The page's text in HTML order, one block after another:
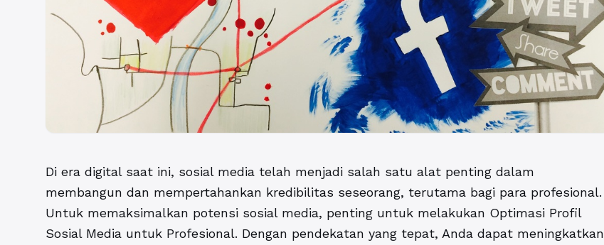
Di era digital saat ini, sosial media telah menjadi salah satu alat penting dalam
membangun dan mempertahankan kredibilitas seseorang, terutama bagi para profesional.
Untuk memaksimalkan potensi sosial media, penting untuk melakukan Optimasi Profil
Sosial Media untuk Profesional. Dengan pendekatan yang tepat, Anda dapat meningkatkan